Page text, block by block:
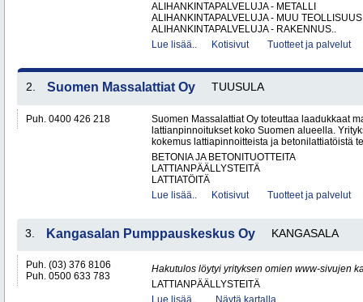
ALIHANKINTAPALVELUJA - METALLI
ALIHANKINTAPALVELUJA - MUU TEOLLISUUS
ALIHANKINTAPALVELUJA - RAKENNUS..
Lue lisää..
Kotisivut Tuotteet ja palvelut
2. Suomen Massalattiat Oy TUUSULA
Puh. 0400 426 218
Suomen Massalattiat Oy toteuttaa laadukkaat
lattianpinnoitukset koko Suomen alueella.
kokemus lattiapinnoitteista ja betonilattiatöistä
BETONIA JA BETONITUOTTEITA
LATTIANPÄÄLLYSTEITÄ
LATTIATÖITÄ
Lue lisää..
Kotisivut Tuotteet ja palvelut
3. Kangasalan Pumppauskeskus Oy KANGASALA
Puh. (03) 376 8106
Puh. 0500 633 783
Hakutulos löytyi yrityksen omien www-sivujen
LATTIANPÄÄLLYSTEITÄ
Lue lisää..
Näytä kartalla